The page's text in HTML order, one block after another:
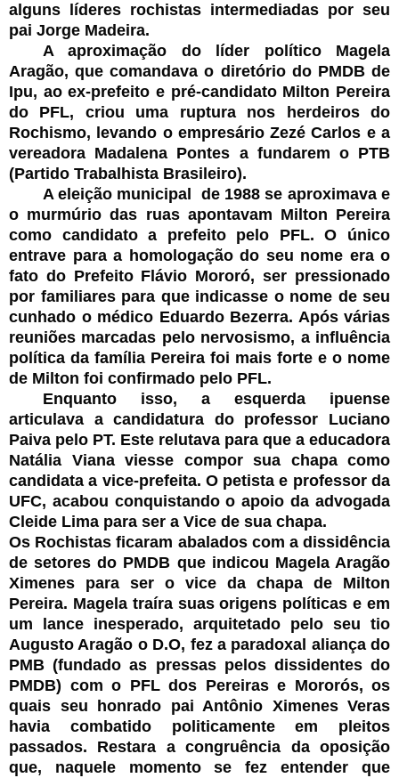
alguns líderes rochistas intermediadas por seu
pai Jorge Madeira.
A aproximação do líder político Magela
Aragão, que comandava o diretório do PMDB de
Ipu, ao ex-prefeito e pré-candidato Milton Pereira
do PFL, criou uma ruptura nos herdeiros do
Rochismo, levando o empresário Zezé Carlos e a
vereadora Madalena Pontes a fundarem o PTB
(Partido Trabalhista Brasileiro).
A eleição municipal de 1988 se aproximava e
o murmúrio das ruas apontavam Milton Pereira
como candidato a prefeito pelo PFL. O único
entrave para a homologação do seu nome era o
fato do Prefeito Flávio Mororó, ser pressionado
por familiares para que indicasse o nome de seu
cunhado o médico Eduardo Bezerra. Após várias
reuniões marcadas pelo nervosismo, a influência
política da família Pereira foi mais forte e o nome
de Milton foi confirmado pelo PFL.
Enquanto isso, a esquerda ipuense
articulava a candidatura do professor Luciano
Paiva pelo PT. Este relutava para que a educadora
Natália Viana viesse compor sua chapa como
candidata a vice-prefeita. O petista e professor da
UFC, acabou conquistando o apoio da advogada
Cleide Lima para ser a Vice de sua chapa.
Os Rochistas ficaram abalados com a dissidência
de setores do PMDB que indicou Magela Aragão
Ximenes para ser o vice da chapa de Milton
Pereira. Magela traíra suas origens políticas e em
um lance inesperado, arquitetado pelo seu tio
Augusto Aragão o D.O, fez a paradoxal aliança do
PMB (fundado as pressas pelos dissidentes do
PMDB) com o PFL dos Pereiras e Mororós, os
quais seu honrado pai Antônio Ximenes Veras
havia combatido politicamente em pleitos
passados. Restara a congruência da oposição
que, naquele momento se fez entender que